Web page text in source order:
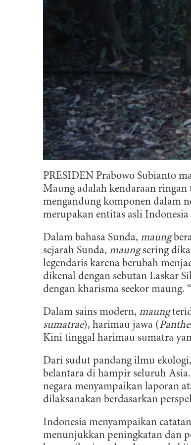
PRESIDEN Prabowo Subianto
Maung adalah kendaraan ringan
mengandung komponen dalam
merupakan entitas asli Indonesia
Dalam bahasa Sunda, maung
sejarah Sunda, maungsering
legendaris karena berubah
dikenal dengan sebutan Laskar
dengan kharisma seekor maung. “
Dalam sains modern, maung
sumatrae), harimau jawa (
Kini tinggal harimau sumatra
Dari sudut pandang ilmu ekologi,
belantara di hampir seluruh
negara menyampaikan laporan
dilaksanakan berdasarkan
Indonesia menyampaikan
menunjukkan peningkatan dan